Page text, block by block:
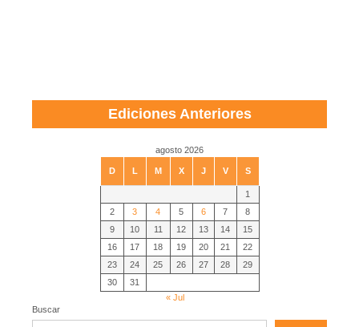
Ediciones Anteriores
agosto 2026
D L M X J V S
1
2
3 4 5 6 7
8
9
10 11 12 13 14
15
16
17 18 19 20 21
22
23
24 25 26 27 28
29
30
31
« Jul
Buscar